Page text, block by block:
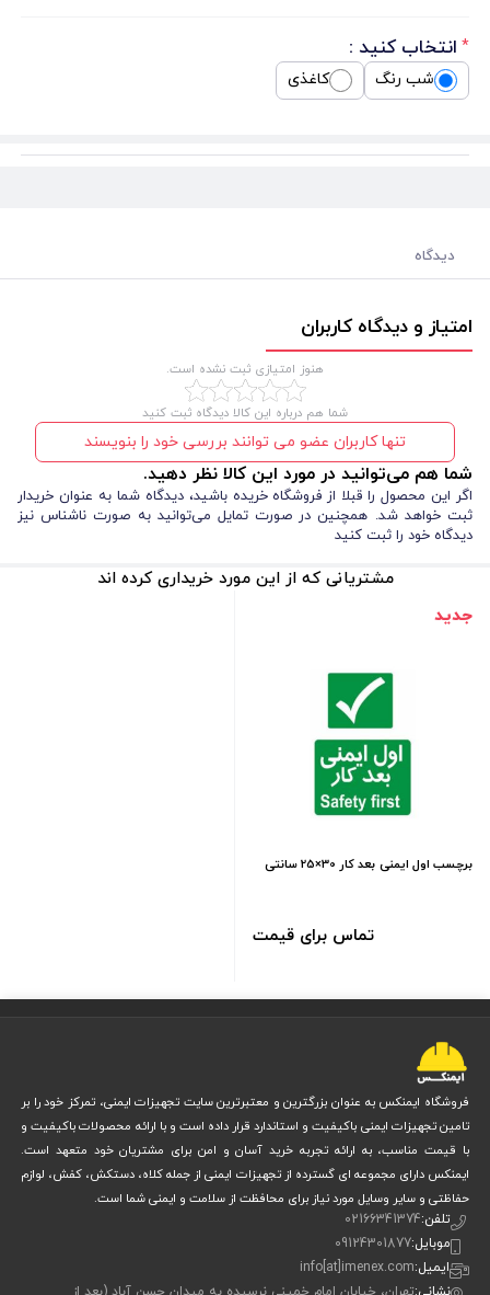
* انتخاب کنید :
شب رنگ کاغذی
دیدگاه
امتیاز و دیدگاه کاربران
هنوز امتیازی ثبت نشده است.
شما هم درباره این کالا دیدگاه ثبت کنید
تنها کاربران عضو می توانند بررسی خود را بنویسند
شما هم می‌توانید در مورد این کالا نظر دهید.
اگر این محصول را قبلا از فروشگاه خریده باشید، دیدگاه شما به عنوان خریدار
ثبت خواهد شد. همچنین در صورت تمایل می‌توانید به صورت ناشناس نیز
دیدگاه خود را ثبت کنید
مشتریانی که از این مورد خریداری کرده اند
جدید
برچسب اول ایمنی بعد کار 30×25 سانتی
تماس برای قیمت
فروشگاه ایمنکس به عنوان بزرگترین و معتبرترین سایت تجهیزات ایمنی، تمرکز خود را بر
تامین تجهیزات ایمنی باکیفیت و استاندارد قرار داده است و با ارائه محصولات باکیفیت و
با قیمت مناسب، به ارائه تجربه خرید آسان و امن برای مشتریان خود متعهد است.
ایمنکس دارای مجموعه ای گسترده از تجهیزات ایمنی از جمله کلاه، دستکش، کفش، لوازم
حفاظتی و سایر وسایل مورد نیاز برای محافظت از سلامت و ایمنی شما است.
تلفن:02166341374
موبایل:09124301877
ایمیل:info[at]imenex.com